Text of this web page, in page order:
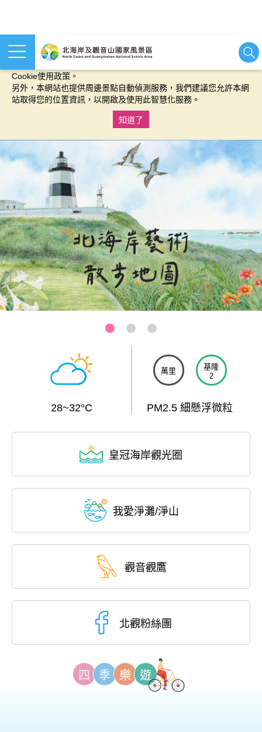
本網站使用cookies等相關技術以持續優化網站服務，並有助於為
您提供更佳的體驗，當您繼續使用本網站即表示您同意我們的
Cookie使用政策。
另外，本網站也提供周邊景點自動偵測服務，我們建議您允許本網
站取得您的位置資訊，以開啟及使用此智慧化服務。
知道了
基隆-和平島公園
28~32°C
萬里
基隆
2
PM2.5 細懸浮微粒
皇冠海岸觀光圈
我愛淨灘/淨山
觀音觀鷹
北觀粉絲團
四 季 樂 遊